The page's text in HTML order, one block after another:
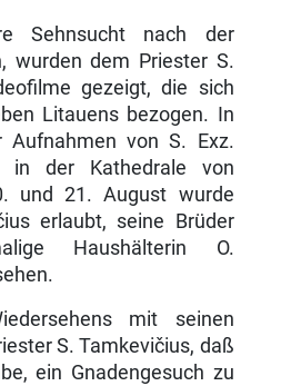
Sehnsucht nach der
wurden dem Priester S.
gezeigt, die sich
Litauens bezogen. In
von S. Exz.
in der Kathedrale von
und 21. August wurde
erlaubt, seine Brüder
Haushälterin O.
mit seinen
S. Tam­kevičius, daß
ein Gnadengesuch zu